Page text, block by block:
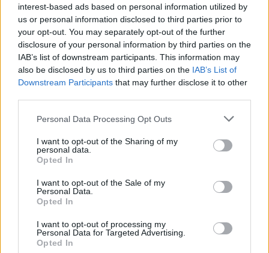
interest-based ads based on personal information utilized by
us or personal information disclosed to third parties prior to
your opt-out. You may separately opt-out of the further
disclosure of your personal information by third parties on the
IAB’s list of downstream participants. This information may
also be disclosed by us to third parties on the IAB’s List of
Downstream Participants that may further disclose it to other
Personal Data Processing Opt Outs
I want to opt-out of the Sharing of my
personal data.
Opted In
I want to opt-out of the Sale of my
Personal Data.
Opted In
I want to opt-out of processing my
Personal Data for Targeted Advertising.
Opted In
facciamo quello che gli europei ci
suggeriscono, loro non faranno quello che
noi vorremmo che facessero, cioè un
trattamento di favore. Quei soldi sono tanti e
possono cambiare il Paese”.